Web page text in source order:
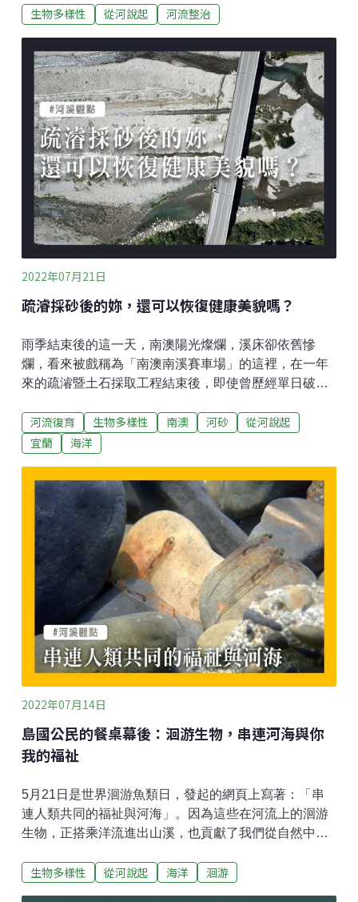
不同的搬運力道，並形成有變化的底質棲地。在這些辮
食物網中，能依據自己的需求，移動到有合適流速、以
及因此有適合其覓食或繁殖環境的棲地。而兩股水流交
會的十字路口，通常會有稍強的水勢，而露出較大的塊
石，並在它下方產生一處小小的深水域。這個稍深水域
常聚集了比周圍多的魚，原因就如同我們的十字路口，
會有繁忙的各種交流交換，這裡也一樣：兩股水流沖下
來的小昆蟲、懸浮的碎屑食物，集中並稍稍停留在這匯
流處。因而有許多掠食魚種規律地在水花下穿梭，也有
底棲的肉食、雜食者趴在水花下的石頭上等待食物掉下
來。耐心在這待久一點，也可能看到，從塊石間探出狙
擊的鱸鰻或塘鱧。這些流路分開與交
生物多樣性 從河說起 河流整治
2022年07月21日
疏濬採砂後的妳，還可以恢復健康美貌嗎？
雨季結束後的這一天，南澳陽光燦爛，溪床卻依舊慘
爛，看來被戲稱為「南澳南溪賽車場」的這裡，在一年
來的疏濬暨土石採取工程結束後，即使曾歷經單日破百
善後的撤場，如果又像去年梅雨颱風都不光臨，原本有
深有淺、自然擺盪或辮狀交織的棲地，不知還要等多
廊河流如同其他的自然環境，不會只服務特定對象或特
定目的。河砂被挖出來作為建材利用，的確是河流供給
人類的一種重要資源；但當它們留在溪床上所營造出的
環境，也是河流供給生物的家園和資源，並形成調節水
勢衝擊力量的水安全系統的一環。避免單一目的的利用
卻傷害其他多元的服務，才能讓資源取之有道。去年南
澳南溪上進行了疏濬暨土砂採取作業，迄今已撤場2個多
月。目前都是「採售分離制」，由政府指定範圍發包委
託採取作業，再由政府單位標售所得砂石，收入充實公
庫。因而早年盜取公眾資源成私有財的
河流復育 生物多樣性 南澳 河砂
從河說起
宜蘭
海洋
2022年07月14日
島國公民的餐桌幕後：洄游生物，串連河海與你
我的福祉
5月21日是世界洄游魚類日，發起的網頁上寫著：「串
連人類共同的福祉與河海」。因為這些在河流上的洄游
生物，正搭乘洋流進出山溪，也貢獻了我們從自然中取
使命與付出 台灣溪流生命的組成中，除了主要生活於海
生物多樣性 從河說起 海洋 洄游